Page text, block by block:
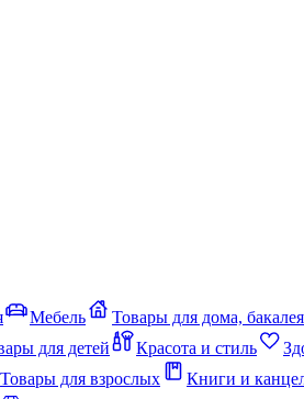
Мебель Товары для дома, бакалея
для детей Красота и стиль
Товары для взрослых Книги и